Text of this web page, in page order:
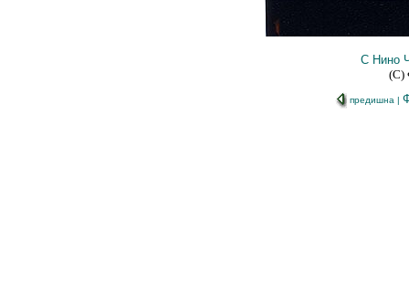
С Нино
(С)
предишна |